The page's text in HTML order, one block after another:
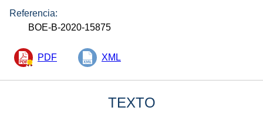
Referencia:
BOE-B-2020-15875
PDF XML
TEXTO